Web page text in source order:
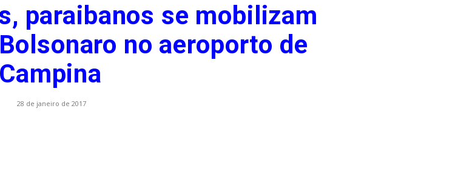
PB
paraibanos se mobilizam
no aeroporto de
Campina
28 de janeiro de 2017